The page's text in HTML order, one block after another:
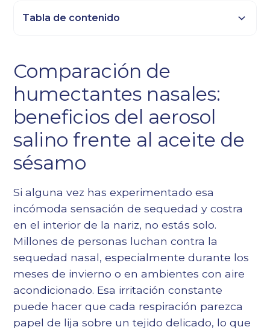
Comparación de
humectantes nasales:
beneficios del aerosol
salino frente al aceite de
sésamo
Si alguna vez has experimentado esa
incómoda sensación de sequedad y costra
en el interior de la nariz, no estás solo.
Millones de personas luchan contra la
sequedad nasal, especialmente durante los
meses de invierno o en ambientes con aire
acondicionado. Esa irritación constante
puede hacer que cada respiración parezca
papel de lija sobre un tejido delicado, lo que
Tabla de contenido
Título 3
Epígrafe 4
Epígrafe 5